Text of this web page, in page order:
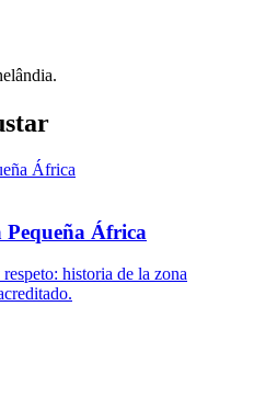
África
historia de la zona